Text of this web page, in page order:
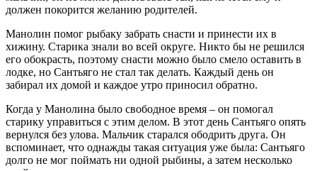
должен покорится желанию родителей.
Манолин помог рыбаку забрать снасти и принести их в
хижину. Старика знали во всей округе. Никто бы не решился
его обокрасть, поэтому снасти можно было смело оставить в
лодке, но Сантьяго не стал так делать. Каждый день он
забирал их домой и каждое утро приносил обратно.
Когда у Манолина было свободное время – он помогал
старику управиться с этим делом. В этот день Сантьяго опять
вернулся без улова. Мальчик старался ободрить друга. Он
вспоминает, что однажды такая ситуация уже была: Сантьяго
долго не мог поймать ни одной рыбины, а затем несколько